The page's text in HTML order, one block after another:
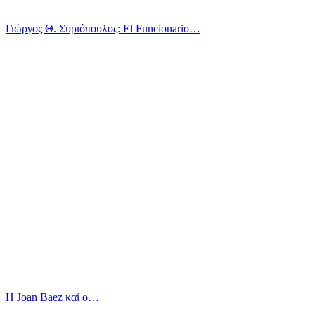
Γιώργος Θ. Συριόπουλος: El Funcionario…
Η Joan Baez καί ο…